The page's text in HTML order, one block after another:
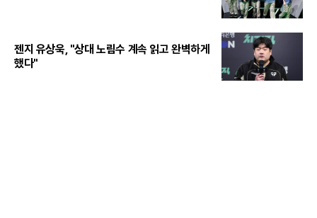
젠지 유상욱, "상대 노림수 계속 읽고 완벽하게
했다"